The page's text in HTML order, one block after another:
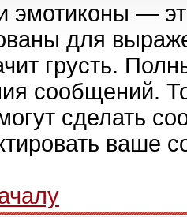
эмотиконы —
для
грусть.
сообщений.
сделать
ваше